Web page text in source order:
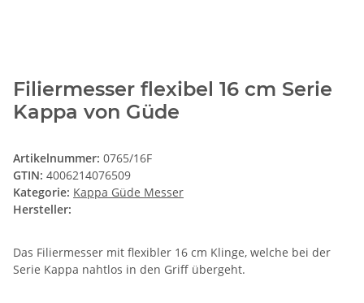
Filiermesser flexibel 16 cm Serie
Kappa von Güde
Artikelnummer: 0765/16F
GTIN: 4006214076509
Kategorie: Kappa Güde Messer
Hersteller:
Das Filiermesser mit flexibler 16 cm Klinge, welche bei der
Serie Kappa nahtlos in den Griff übergeht.